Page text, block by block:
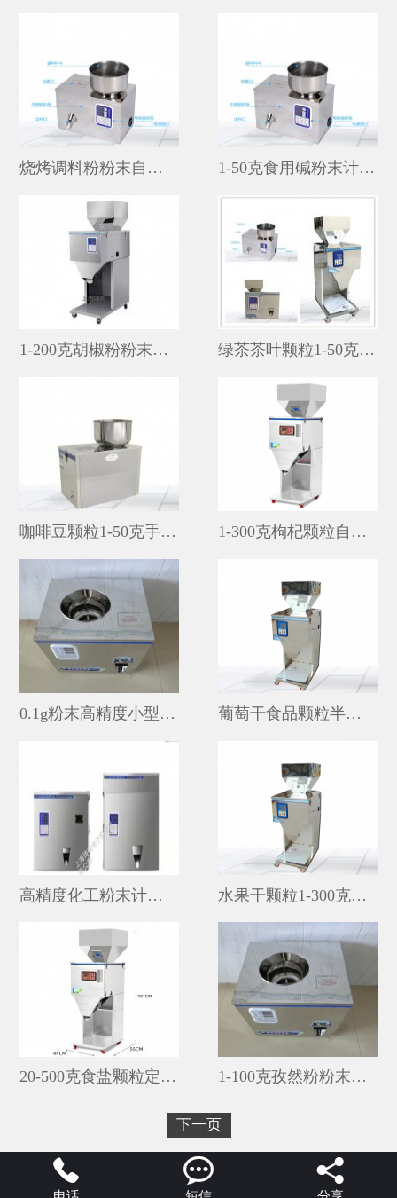
烧烤调料粉粉末自动1-100克分装机价格 1-50克食用碱粉末计量分装机价格多少
1-200克胡椒粉粉末自动分装机厂家 绿茶茶叶颗粒1-50克小型分装机多少钱一台
咖啡豆颗粒1-50克手工装袋定量分装机厂家 1-300克枸杞颗粒自动计量分装机多少钱
0.1g粉末高精度小型分装机厂家 葡萄干食品颗粒半自动分装机1-300克
高精度化工粉末计量分装机 水果干颗粒1-300克自动计量分装机厂家
20-500克食盐颗粒定量分装机多少钱一台 1-100克孜然粉粉末高精度小型分装机批发价
下一页
  